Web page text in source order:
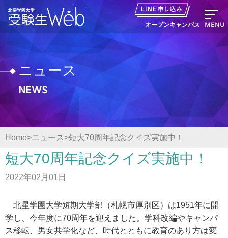
オープンキャンパス MENU
資料請求
出願の流れ
オープンキャンパス LINE申し込み
ニュース
デジタルパンフレット
ニュース
News
Home ニュース 短大70周年記念クイズ実施中！
短大70周年記念クイズ実施中！
2022年02月01日
北星学園大学短期大学部（札幌市厚別区）は1951年に開
学し、今年度に70周年を迎えました。学科改編やキャンパ
ス移転、男女共学化など、時代とともに教育のあり方は変